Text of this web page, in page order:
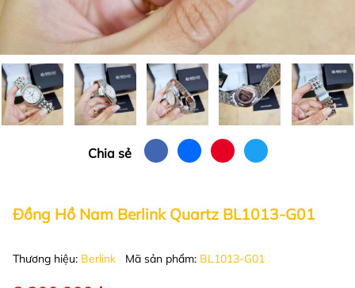
Chia sẻ
Đồng Hồ Nam Berlink Quartz BL1013-G01
Thương hiệu: Berlink Mã sản phẩm: BL1013-G01